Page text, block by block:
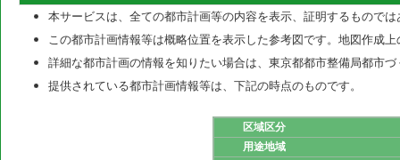
本サービスは、全ての都市計画等の内容を表示、証明するもので
この都市計画情報等は概略位置を表示した参考図です。地図作成
詳細な都市計画の情報を知りたい場合は、東京都都市整備局都市
提供されている都市計画情報等は、下記の時点のものです。
区域区分
用途地域